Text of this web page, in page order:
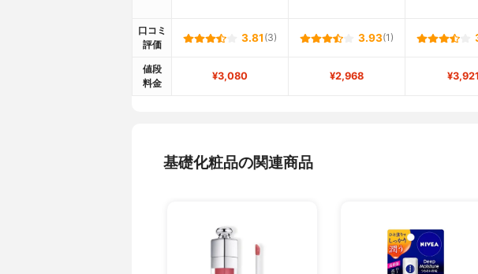
口コミ
評価
3.81 (3) 3.93(1)
値段
料金
¥3,080 ¥2,968 ¥3,921
基礎化粧品の関連商品